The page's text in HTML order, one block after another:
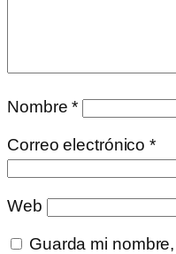
Nombre*
Correo electrónico*
Web
Guarda mi